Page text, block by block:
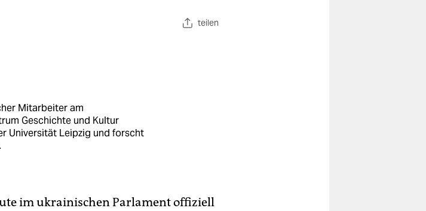
teilen
Mitarbeiter am
Geschichte und Kultur
Universität Leipzig und forscht
im ukrainischen Parlament offiziell